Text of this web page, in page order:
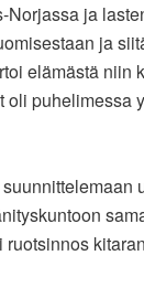
ja
ja
elämästä niin
puhelimessa